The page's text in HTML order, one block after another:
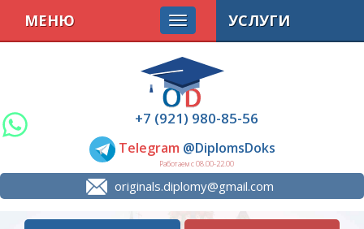
+7 (921) 980-85-56
Telegram @DiplomsDoks
Работаем с 08.00-22.00
originals.diplomy@gmail.com
МЕНЮ УСЛУГИ